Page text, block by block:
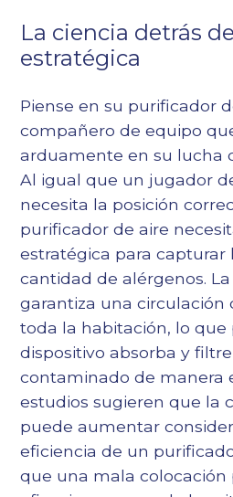
La ciencia detrás
estratégica
Piense en su purificador
compañero de equipo
arduamente en su lucha
Al igual que un jugador
necesita la posición
purificador de aire
estratégica para capturar
cantidad de alérgenos.
garantiza una circulación
toda la habitación, lo
dispositivo absorba y
contaminado de manera
estudios sugieren que la
puede aumentar
eficiencia de un
que una mala colocación